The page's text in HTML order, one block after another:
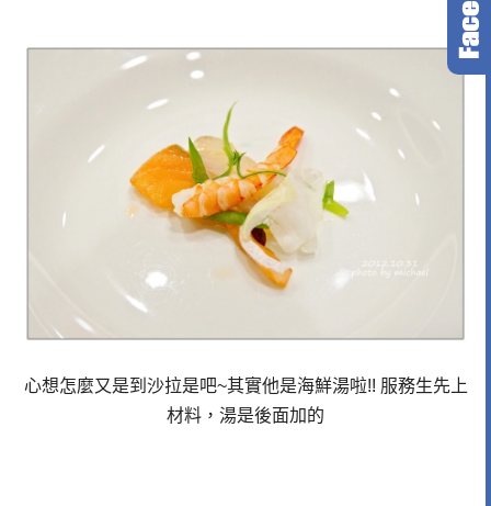
心想怎麼又是到沙拉是吧~其實他是海鮮湯啦!! 服務生先上
材料，湯是後面加的